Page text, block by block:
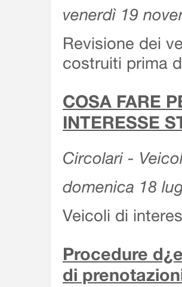
venerdì 19
Revisione dei
costruiti prima
COSA FARE
INTERESSE
Circolari -
domenica 18
Veicoli di
Procedure
di